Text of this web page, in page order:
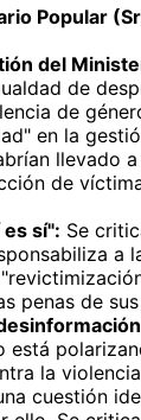
Popular
del
de
de
en la
llevado
de
sí": Se
a
penas de
está
la
cuestión